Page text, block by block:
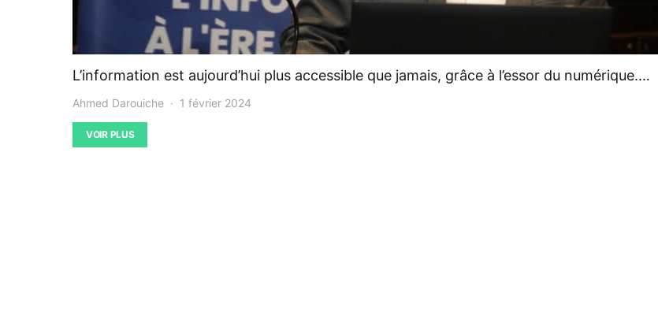
L’information est aujourd’hui plus accessible que jamais, grâce à l’essor du numérique.…
Ahmed Darouiche 1 février 2024
VOIR PLUS